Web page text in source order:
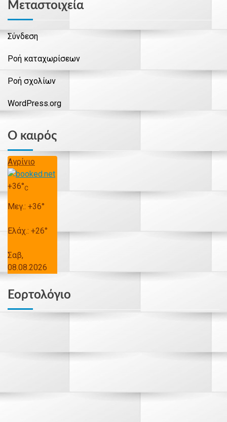
Μεταστοιχεία
Σύνδεση
Ροή καταχωρίσεων
Ροή σχολίων
WordPress.org
Ο καιρός
Αγρίνιο
+36°C
Μεγ.: +36°
Ελάχ.: +26°
Σαβ,
08.08.2026
Εορτολόγιο